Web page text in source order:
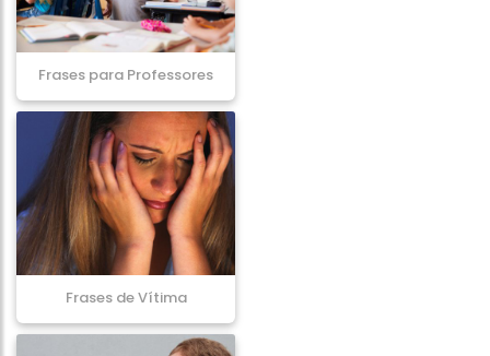
Frases para Professores
Frases de Vítima